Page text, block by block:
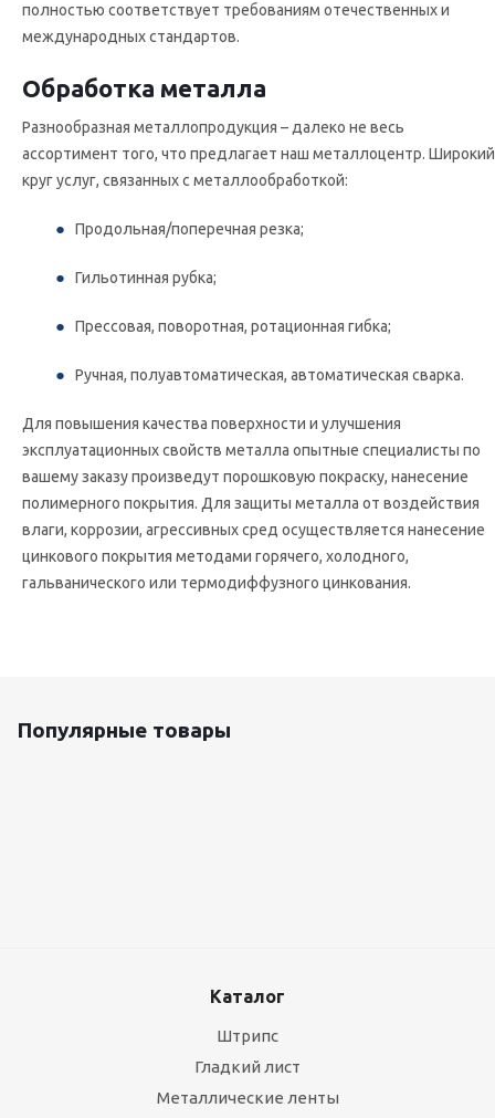
полностью соответствует требованиям отечественных и
международных стандартов.
Обработка металла
Разнообразная металлопродукция – далеко не весь
ассортимент того, что предлагает наш металлоцентр. Широкий
круг услуг, связанных с металлообработкой:
Продольная/поперечная резка;
Гильотинная рубка;
Прессовая, поворотная, ротационная гибка;
Ручная, полуавтоматическая, автоматическая сварка.
Для повышения качества поверхности и улучшения
эксплуатационных свойств металла опытные специалисты по
вашему заказу произведут порошковую покраску, нанесение
полимерного покрытия. Для защиты металла от воздействия
влаги, коррозии, агрессивных сред осуществляется нанесение
цинкового покрытия методами горячего, холодного,
гальванического или термодиффузного цинкования.
Популярные товары
Каталог
Штрипс
Гладкий лист
Металлические ленты